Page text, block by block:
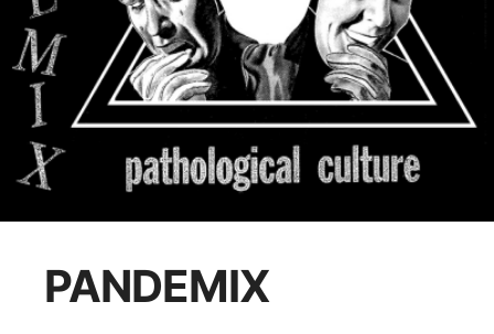
PANDEMIX